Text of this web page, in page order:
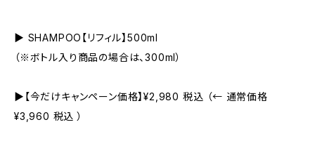
▶︎ SHAMPOO【リフィル】500ml
（※ボトル入り商品の場合は、300ml）
▶︎【今だけキャンペーン価格】¥2,980 税込 （← 通常価格
¥3,960 税込 ）